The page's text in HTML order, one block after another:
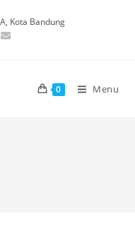
Kota Bandung
0 Menu